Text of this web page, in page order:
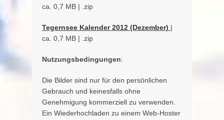
ca. 0,7 MB | .zip
Tegernsee Kalender 2012 (Dezember) |
ca. 0,7 MB | .zip
Nutzungsbedingungen:
Die Bilder sind nur für den persönlichen
Gebrauch und keinesfalls ohne
Genehmigung kommerziell zu verwenden.
Ein Wiederhochladen zu einem Web-Hoster